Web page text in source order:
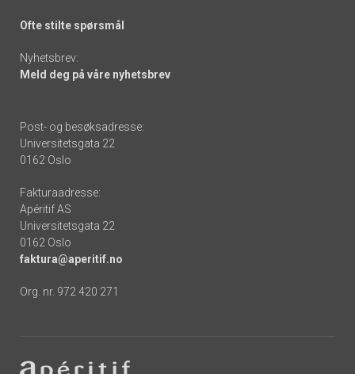
Ofte stilte spørsmål
Nyhetsbrev:
Meld deg på våre nyhetsbrev
Post- og besøksadresse:
Universitetsgata 22
0162 Oslo
Fakturaadresse:
Apéritif AS
Universitetsgata 22
0162 Oslo
faktura@aperitif.no
Org. nr. 972 420 271